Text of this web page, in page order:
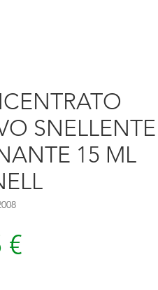
SNELLENTE
15 ML
€